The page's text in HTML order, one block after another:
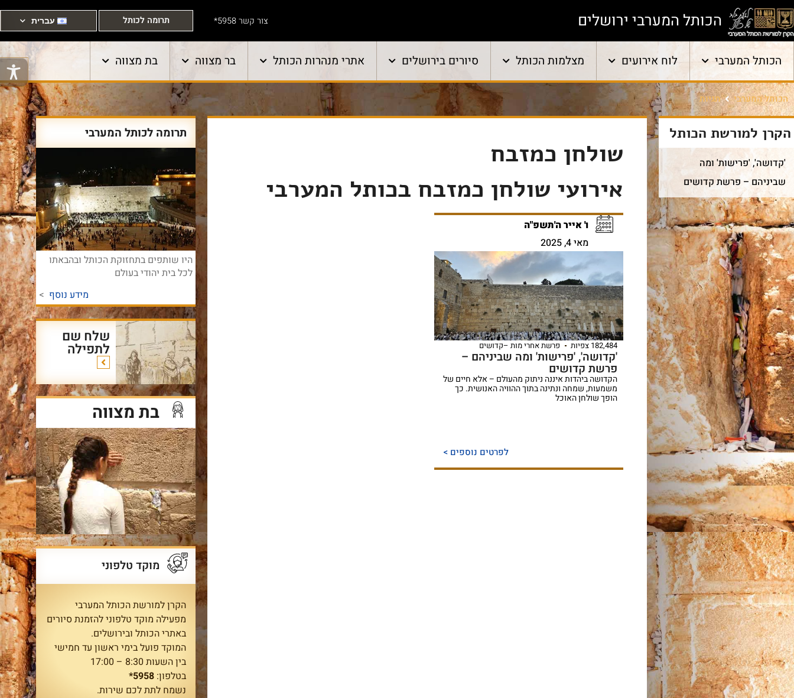
הכותל המערבי ירושלים צור קשר 5958* תרומה לכותל עברית
הכותל המערבי לוח אירועים מצלמות הכותל סיורים בירושלים אתרי מנהרות הכותל בר מצווה בת מצווה
הכותל המערבי תגיות
הקרן למורשת הכותל
'קדושה', 'פרישות' ומה
שביניהם – פרשת קדושים
שולחן כמזבח
אירועי שולחן כמזבח בכותל המערבי
ו' אייר ה'תשפ"ה
מאי 4, 2025
182,484 צפיות פרשת אחרי מות –קדושים
'קדושה', 'פרישות' ומה שביניהם –
פרשת קדושים
הקדושה ביהדות איננה ניתוק מהעולם – אלא חיים של
משמעות, שמחה ונתינה בתוך ההוויה האנושית. כך
הופך שולחן האוכל
לפרטים נוספים >
תרומה לכותל המערבי
היו שותפים בתחזוקת הכותל ובהבאתו
לכל בית יהודי בעולם
מידע נוסף >
שלח שם
לתפילה
בת מצווה
מוקד טלפוני
הקרן למורשת הכותל המערבי
מפעילה מוקד טלפוני להזמנת סיורים
באתרי הכותל ובירושלים.
המוקד פועל בימי ראשון עד חמישי
בין השעות 8:30 – 17:00
בטלפון: 5958*
נשמח לתת לכם שירות.